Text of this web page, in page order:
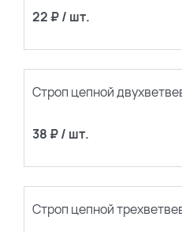
22 ₽ / шт.
Строп цепной
38 ₽ / шт.
Строп цепной